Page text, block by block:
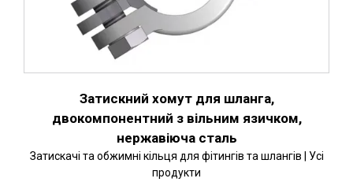
Затискний хомут для шланга,
двокомпонентний з вільним язичком,
нержавіюча сталь
Затискачі та обжимні кільця для фітингів та шлангів | Усі
продукти